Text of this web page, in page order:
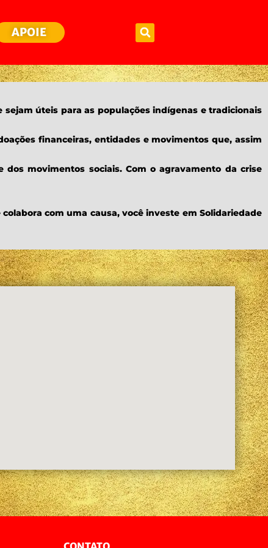
APOIE
úteis para as populações indígenas e tradicionais
financeiras, entidades e movimentos que, assim
movimentos sociais. Com o agravamento da crise
com uma causa, você investe em Solidariedade